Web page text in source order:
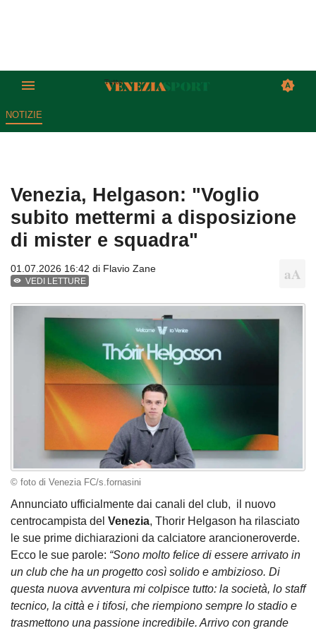
NOTIZIE
Venezia, Helgason: "Voglio
subito mettermi a disposizione
di mister e squadra"
01.07.2026 16:42 di Flavio Zane
VEDI LETTURE
© foto di Venezia FC/s.fornasini
Annunciato ufficialmente dai canali del club, il nuovo
centrocampista del Venezia, Thorir Helgason ha rilasciato
le sue prime dichiarazioni da calciatore arancioneroverde.
Ecco le sue parole: “Sono molto felice di essere arrivato in
un club che ha un progetto così solido e ambizioso. Di
questa nuova avventura mi colpisce tutto: la società, lo staff
tecnico, la città e i tifosi, che riempiono sempre lo stadio e
trasmettono una passione incredibile. Arrivo con grande